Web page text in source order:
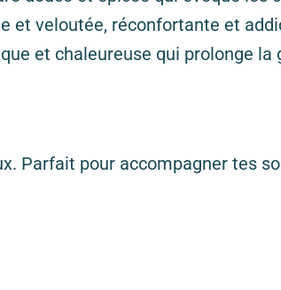
et veloutée, réconfortante et
et chaleureuse qui prolonge la
Parfait pour accompagner tes